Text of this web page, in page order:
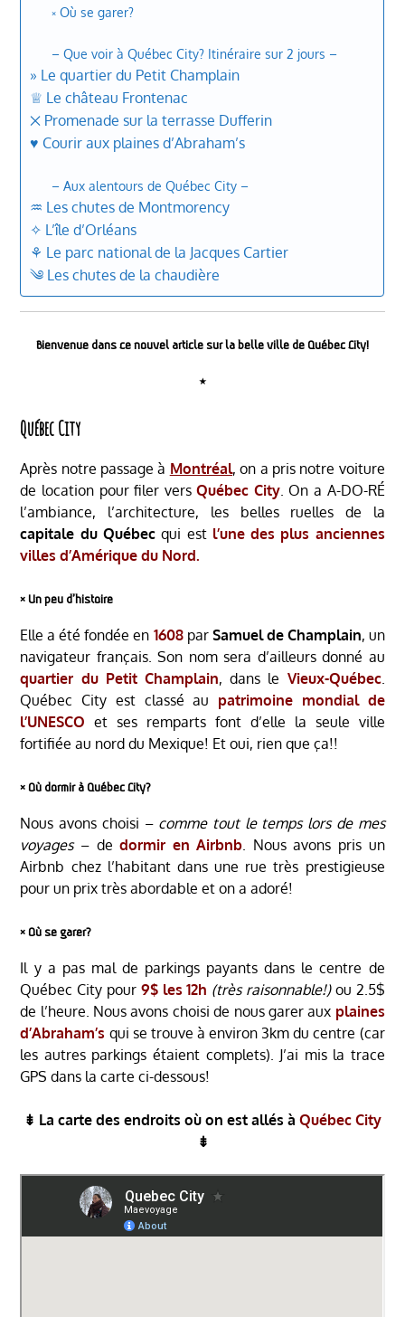
༝ Où se garer?
– Que voir à Québec City? Itinéraire sur 2 jours –
» Le quartier du Petit Champlain
♕ Le château Frontenac
྾ Promenade sur la terrasse Dufferin
♥ Courir aux plaines d’Abraham’s
– Aux alentours de Québec City –
♒︎ Les chutes de Montmorency
✧ L’île d’Orléans
⚘ Le parc national de la Jacques Cartier
༄ Les chutes de la chaudière
Bienvenue dans ce nouvel article sur la belle ville de Québec City!
⋆
Québec City
Après notre passage à Montréal, on a pris notre voiture
de location pour filer versQuébec City. On a A-DO-RÉ
l’ambiance, l’architecture, les belles ruelles de la
capitale du Québecqui estl’une des plus anciennes
villes d’Amérique du Nord.
༝ Un peu d’histoire
Elle a été fondée en 1608par Samuel de Champlain, un
navigateur français. Son nom sera d’ailleurs donné au
quartier du Petit Champlain, dans le Vieux-Québec.
Québec City est classé au patrimoine mondial de
l’UNESCO et ses remparts font d’elle la seule ville
fortifiée au nord du Mexique! Et oui, rien que ça!!
༝ Où dormir à Québec City?
Nous avons choisi – comme tout le temps lors de mes
voyages– dedormir en Airbnb. Nous avons pris un
Airbnb chez l’habitant dans une rue très prestigieuse
pour un prix très abordable et on a adoré!
༝ Où se garer?
Il y a pas mal de parkings payants dans le centre de
Québec City pour 9$ les 12h (très raisonnable!) ou 2.5$
de l’heure. Nous avons choisi de nous garer aux plaines
d’Abraham’s qui se trouve à environ 3km du centre (car
les autres parkings étaient complets). J’ai mis la trace
GPS dans la carte ci-dessous!
⇟ La carte des endroits où on est allés à Québec City
⇟